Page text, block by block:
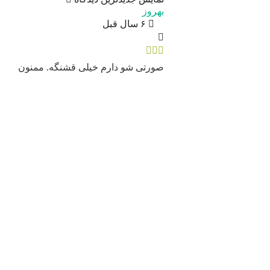
بهروز
صورتی شو دارم خیلی قشنگه. ممنون